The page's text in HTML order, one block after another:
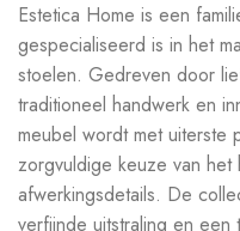
Estetica Home is een
gespecialiseerd is in het
stoelen. Gedreven door
traditioneel handwerk en
meubel wordt met
zorgvuldige keuze van
afwerkingsdetails. De
verfijnde uitstraling en